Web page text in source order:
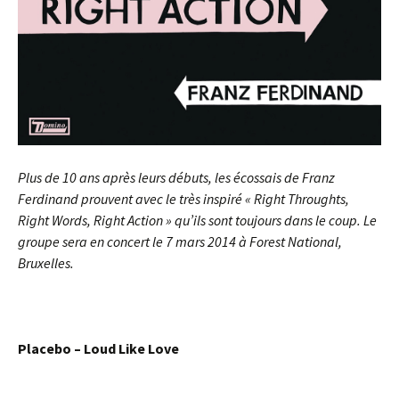
Plus de 10 ans après leurs débuts, les écossais de Franz
Ferdinand prouvent avec le très inspiré « Right Throughts,
Right Words, Right Action » qu’ils sont toujours dans le coup. Le
groupe sera en concert le 7 mars 2014 à Forest National,
Bruxelles.
Placebo – Loud Like Love